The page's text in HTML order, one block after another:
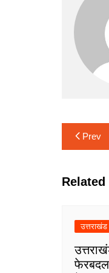
Post
Prev
उत्तराखंड